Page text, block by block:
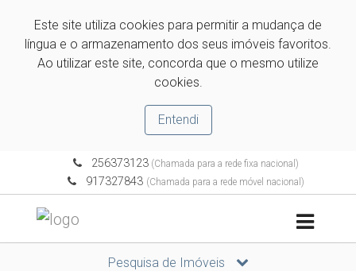
Este site utiliza cookies para permitir a mudança de
língua e o armazenamento dos seus imóveis favoritos.
Ao utilizar este site, concorda que o mesmo utilize
cookies.
Entendi
256373123(Chamada para a rede fixa nacional)
917327843 (Chamada para a rede móvel nacional)
Pesquisa de Imóveis